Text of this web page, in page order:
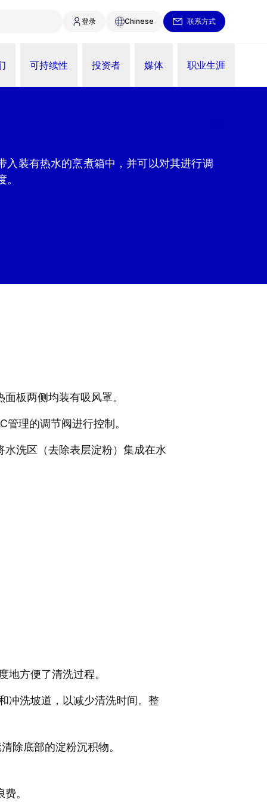
登录 Chinese 联系方式
可持续性 投资者 媒体 职业生涯
入装有热水的烹煮箱中，并可以对其进行调
板两侧均装有吸风罩。
理的调节阀进行控制。
洗区（去除表层淀粉）集成在水
方便了清洗过程。
冲洗坡道，以减少清洗时间。整
除底部的淀粉沉积物。
。